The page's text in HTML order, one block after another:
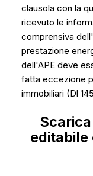
clausola con la
ricevuto le
comprensiva
prestazione
dell'APE deve
fatta eccezione
immobiliari (Dl
editabile